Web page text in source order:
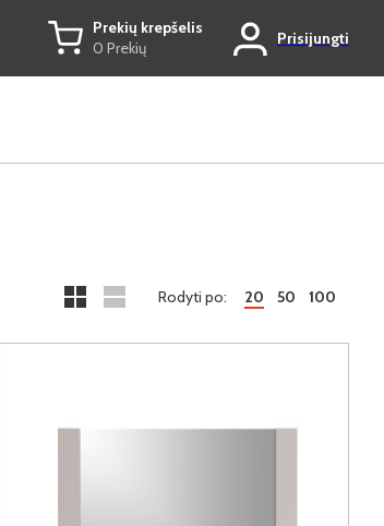
Prekių krepšelis
0 Prekių
Prisijungti
Rodyti po: 20 50 100